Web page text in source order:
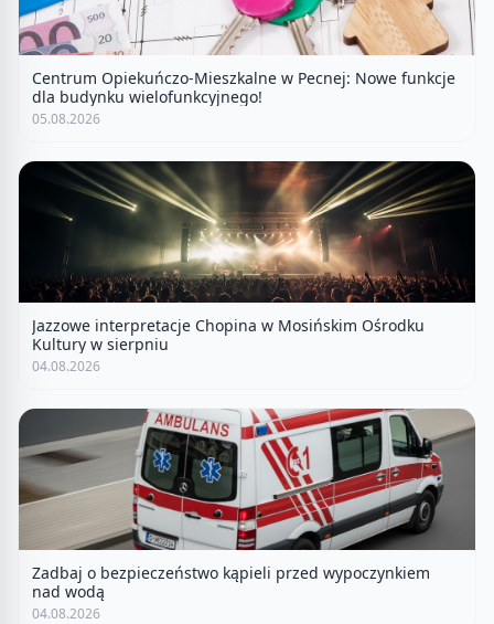
Centrum Opiekuńczo-Mieszkalne w Pecnej: Nowe funkcje
dla budynku wielofunkcyjnego!
05.08.2026
Jazzowe interpretacje Chopina w Mosińskim Ośrodku
Kultury w sierpniu
04.08.2026
Zadbaj o bezpieczeństwo kąpieli przed wypoczynkiem
nad wodą
04.08.2026